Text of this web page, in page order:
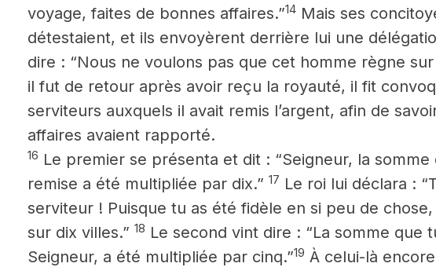
voyage, faites de bonnes affaires.”14 Mais ses
détestaient, et ils envoyèrent derrière lui une
dire : “Nous ne voulons pas que cet homme règne sur
il fut de retour après avoir reçu la royauté, il fit
serviteurs auxquels il avait remis l’argent, afin de
affaires avaient rapporté.
16 Le premier se présenta et dit : “Seigneur, la somme
remise a été multipliée par dix.” 17 Le roi lui déclara :
serviteur ! Puisque tu as été fidèle en si peu de chose,
sur dix villes.” 18 Le second vint dire : “La somme que
Seigneur, a été multipliée par cinq.”19 À celui-là